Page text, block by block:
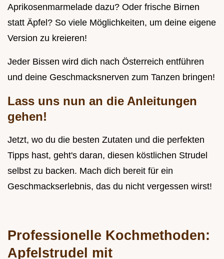
Aprikosenmarmelade dazu? Oder frische Birnen
statt Äpfel? So viele Möglichkeiten, um deine eigene
Version zu kreieren!
Jeder Bissen wird dich nach Österreich entführen
und deine Geschmacksnerven zum Tanzen bringen!
Lass uns nun an die Anleitungen
gehen!
Jetzt, wo du die besten Zutaten und die perfekten
Tipps hast, geht's daran, diesen köstlichen Strudel
selbst zu backen. Mach dich bereit für ein
Geschmackserlebnis, das du nicht vergessen wirst!
Professionelle Kochmethoden:
Apfelstrudel mit